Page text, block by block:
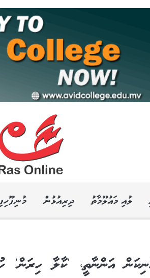
ލުއި މަޢުލޫމާތު ދިރިއުޅުން
އަންނާތީ، 'ކާލާ ހިރަން'